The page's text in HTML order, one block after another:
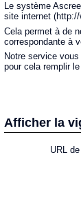
Le système
site internet
Cela permet à de
correspondante à
Notre service
pour cela remplir
Afficher la
URL